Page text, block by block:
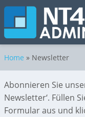
Home » Newsletter
Abonnieren Sie
Newsletter‘. Füllen
Formular aus und